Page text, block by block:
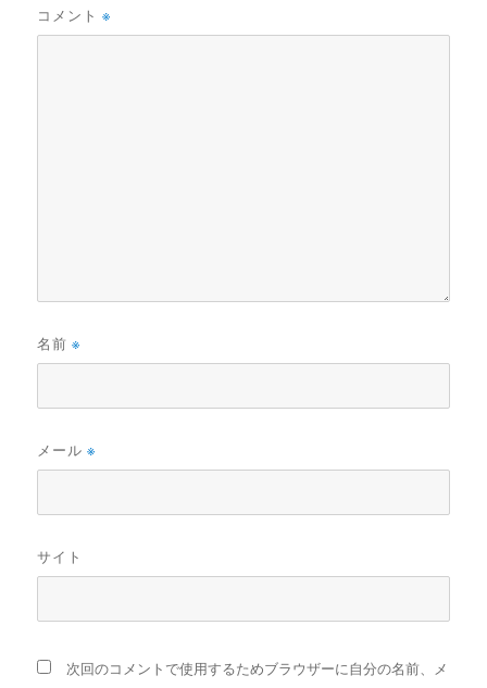
コメント※
名前※
メール※
サイト
次回のコメントで使用するためブラウザーに自分の名前、メ